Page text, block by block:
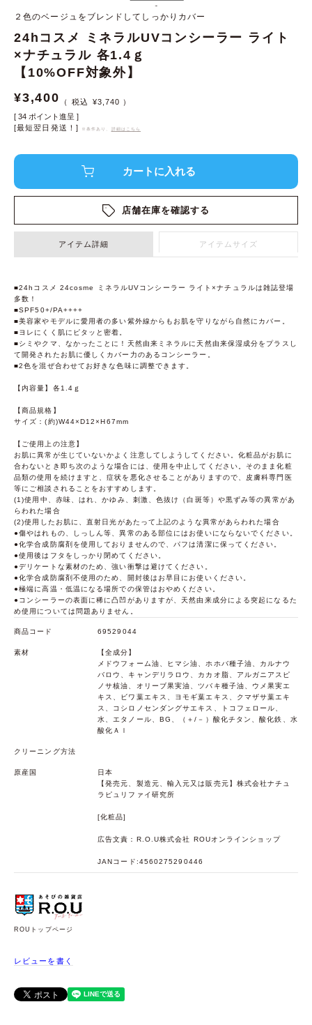
-
２色のベージュをブレンドしてしっかりカバー
24hコスメ ミネラルUVコンシーラー ライト
×ナチュラル 各1.4ｇ
【10%OFF対象外】
¥3,400 ¥3,740
[ 34 ポイント進呈 ]
[最短翌日発送！]
※条件あり、 詳細はこちら
店舗在庫を確認する
アイテム詳細 アイテムサイズ
■24hコスメ 24cosme ミネラルUVコンシーラー ライト×ナチュラルは雑誌登場
多数！
■SPF50+/PA++++
■美容家やモデルに愛用者の多い紫外線からもお肌を守りながら自然にカバー。
■ヨレにくく肌にピタッと密着。
■シミやクマ、なかったことに！天然由来ミネラルに天然由来保湿成分をプラスし
て開発されたお肌に優しくカバー力のあるコンシーラー。
■2色を混ぜ合わせてお好きな色味に調整できます。
【内容量】各1.4ｇ
【商品規格】
サイズ：(約)W44×D12×H67mm
【ご使用上の注意】
お肌に異常が生じていないかよく注意してしようしてください。化粧品がお肌に
合わないとき即ち次のような場合には、使用を中止してください。そのまま化粧
品類の使用を続けますと、症状を悪化させることがありますので、皮膚科専門医
等にご相談されることをおすすめします。
(1)使用中、赤味、はれ、かゆみ、刺激、色抜け（白斑等）や黒ずみ等の異常があ
らわれた場合
(2)使用したお肌に、直射日光があたって上記のような異常があらわれた場合
●傷やはれもの、しっしん等、異常のある部位にはお使いにならないでください。
●化学合成防腐剤を使用しておりませんので、パフは清潔に保ってください。
●使用後はフタをしっかり閉めてください。
●デリケートな素材のため、強い衝撃は避けてください。
●化学合成防腐剤不使用のため、開封後はお早目にお使いください。
●極端に高温・低温になる場所での保管はおやめください。
●コンシーラーの表面に稀に凸凹がありますが、天然由来成分による突起になるた
め使用については問題ありません。
商品コード 69529044
素材
【全成分】
メドウフォーム油、ヒマシ油、ホホバ種子油、カルナウ
バロウ、キャンデリラロウ、カカオ脂、アルガニアスピ
ノサ核油、オリーブ果実油、ツバキ種子油、ウメ果実エ
キス、ビワ葉エキス、ヨモギ葉エキス、クマザサ葉エキ
ス、コシロノセンダングサエキス、トコフェロール、
水、エタノール、BG、（＋/－）酸化チタン、酸化鉄、水
酸化Ａｌ
クリーニング方法
原産国
日本
【発売元、製造元、輸入元又は販売元】株式会社ナチュ
ラピュリファイ研究所
[化粧品]
広告文責：R.O.U株式会社 ROUオンラインショップ
JANコード:4560275290446
ROUトップページ
レビューを書く